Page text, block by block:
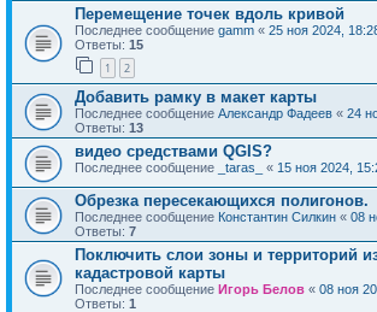
Перемещение точек вдоль кривой
Последнее сообщение gamm « 25 ноя 2024,
Ответы: 15
1 2
Добавить рамку в макет карты
Последнее сообщение Александр Фадеев « 24
Ответы: 13
видео средствами QGIS?
Последнее сообщение _taras_ « 15 ноя 2024,
Обрезка пересекающихся полигонов.
Последнее сообщение Константин Силкин « 08
Ответы: 7
Поключить слои зоны и территорий
кадастровой карты
Последнее сообщение Игорь Белов « 08 ноя
Ответы: 1